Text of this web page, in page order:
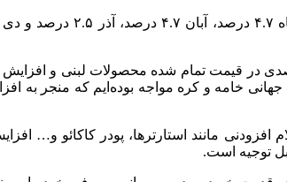
صادرات و افزایش قیمت جهانی خامه و کره مواجه